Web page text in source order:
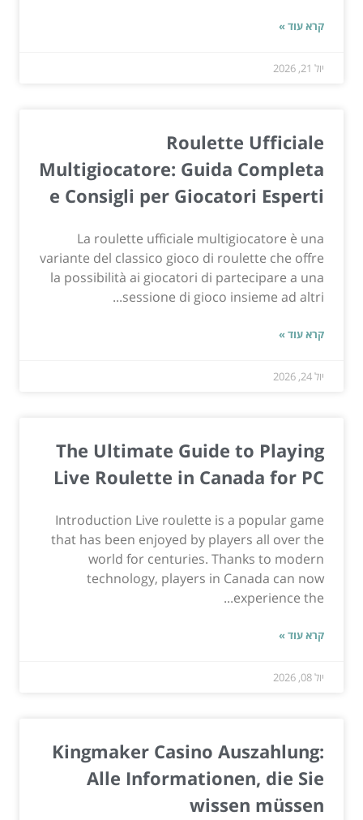
קרא עוד »
יול 21, 2026
Roulette Ufficiale
Multigiocatore: Guida Completa
e Consigli per Giocatori Esperti
La roulette ufficiale multigiocatore è una
variante del classico gioco di roulette che offre
la possibilità ai giocatori di partecipare a una
sessione di gioco insieme ad altri...
קרא עוד »
יול 24, 2026
The Ultimate Guide to Playing
Live Roulette in Canada for PC
Introduction Live roulette is a popular game
that has been enjoyed by players all over the
world for centuries. Thanks to modern
technology, players in Canada can now
experience the...
קרא עוד »
יול 08, 2026
Kingmaker Casino Auszahlung:
Alle Informationen, die Sie
wissen müssen